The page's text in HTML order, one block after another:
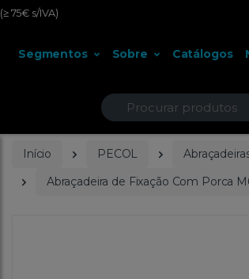
(≥ 75€ s/IVA)
Segmentos Sobre Catálogos
Procurar
Início PECOL
Abraçadeira de Fixação Com Porca